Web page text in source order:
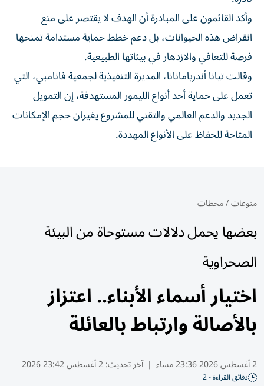
وأكد القائمون على المبادرة أن الهدف لا يقتصر على منع
انقراض هذه الحيوانات، بل دعم خطط حماية مستدامة تمنحها
فرصة للتعافي والازدهار في بيئاتها الطبيعية.
وقالت تيانا أندريامانانا، المديرة التنفيذية لجمعية فانامبي، التي
تعمل على حماية أحد أنواع الليمور المستهدفة، إن التمويل
الجديد والدعم العالمي والتقني للمشروع يغيران حجم الإمكانات
المتاحة للحفاظ على الأنواع المهددة.
منوعات/محطات
بعضها يحمل دلالات مستوحاة من البيئة
الصحراوية
اختيار أسماء الأبناء.. اعتزاز
بالأصالة وارتباط بالعائلة
2 أغسطس 2026 23:36 مساء | آخر تحديث:2 أغسطس 23:42 2026
دقائق القراءة - 2